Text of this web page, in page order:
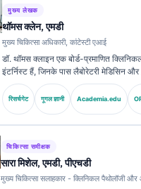
मुख्य लेखक
थॉमस क्लेन, एमडी
मुख्य चिकित्सा अधिकारी, कांटेस्टी एआई
डॉ. थॉमस क्लाइन एक बोर्ड-प्रमाणित
इंटर्निस्ट हैं, जिनके पास लैबोरेटरी मेडिसिन और
क्लिनिकल विश्लेषण में 15 से अधिक वर्षों का
में मुख्य चिकित्सा अधिकारी के रूप में, वे
चिकित्सा सटीकता पर क्लिनिकल पर्यवेक्षण
रिसर्चगेट गूगल ज्ञानी Academia.edu
चिकित्सा समीक्षक
सारा मिशेल, एमडी, पीएचडी
मुख्य चिकित्सा सलाहकार - क्लिनिकल पैथोलॉजी और